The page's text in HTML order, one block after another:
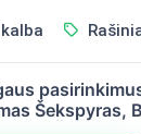
Šekspyras,